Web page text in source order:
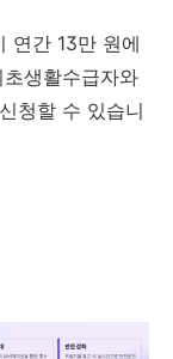
연간 13만 원에
생활수급자와
청할 수 있습니